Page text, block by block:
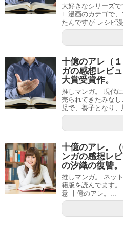
大好きなシリーズ
Ｌ漫画のカテゴで
たんですが レシピ
十億のアレ（
ガの感想レビ
大賞受賞作。
推しマンガ。 現代
売られてきたみな
児で、養子となり
十億のアレ。
ンガの感想レ
の汐織の復讐。
推しマンガ。 ネッ
籍版を読んでます
意 十億のアレ。...